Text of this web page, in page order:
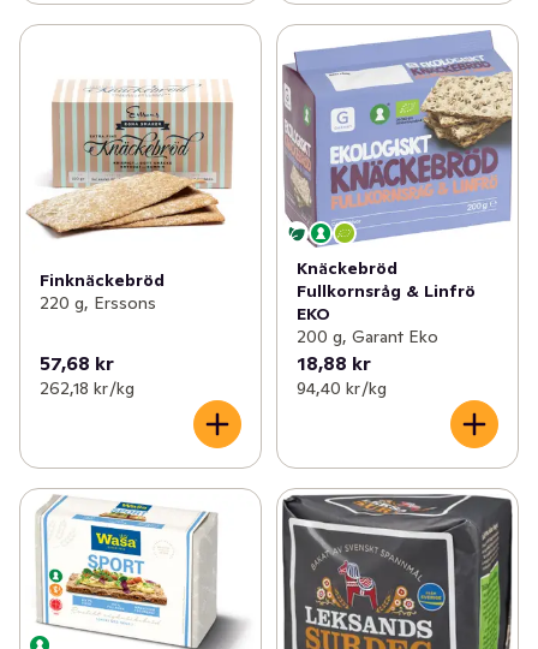
Finknäckebröd
220 g, Erssons
57,68 kr
262,18 kr /kg
Knäckebröd
Fullkornsråg & Linfrö
EKO
200 g, Garant Eko
18,88 kr
94,40 kr /kg